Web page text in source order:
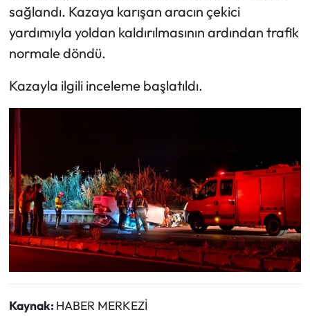
sağlandı. Kazaya karışan aracın çekici
yardımıyla yoldan kaldırılmasının ardından trafik
normale döndü.
​Kazayla ilgili inceleme başlatıldı.
Kaynak: HABER MERKEZİ